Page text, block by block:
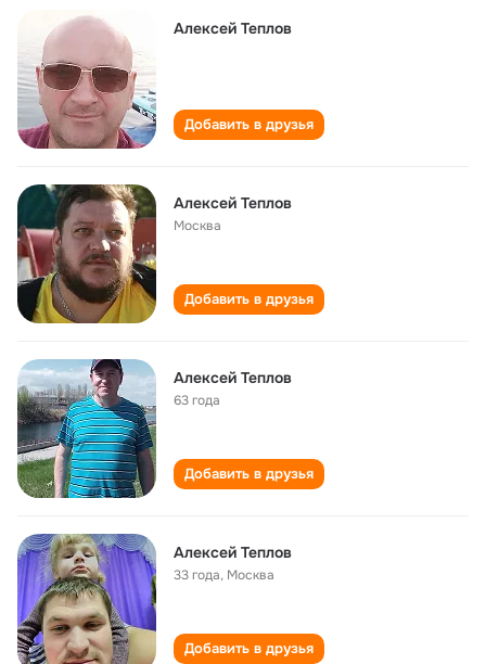
Алексей Теплов
Добавить в друзья
Алексей Теплов
Москва
Добавить в друзья
Алексей Теплов
63 года
Добавить в друзья
Алексей Теплов
33 года, Москва
Добавить в друзья